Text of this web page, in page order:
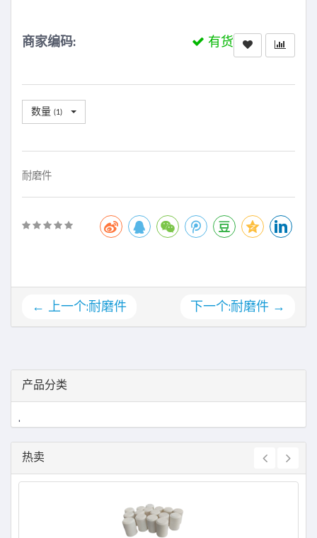
有货
商家编码:
数量 (1 )
耐磨件
← 上一个:耐磨件 下一个:耐磨件 →
产品分类
.
热卖